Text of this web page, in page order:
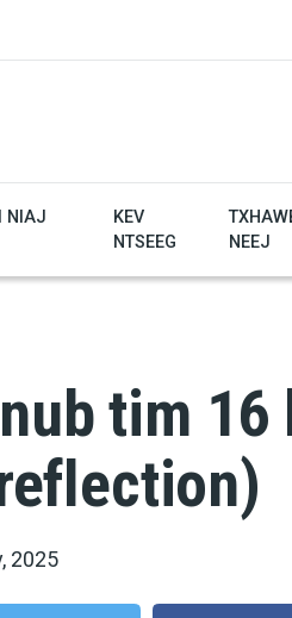
NIAJ
KEV
NTSEEG
NEEJ
tim
2025